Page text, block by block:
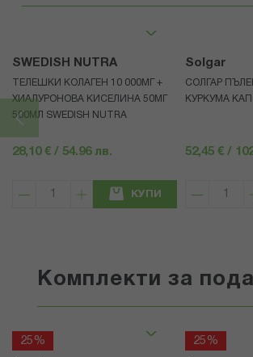
SWEDISH NUTRA
ТЕЛЕШКИ КОЛАГЕН 10 000МГ +
ХИАЛУРОНОВА КИСЕЛИНА 50МГ
500МЛ SWEDISH NUTRA
28,10 € / 54.96 лв.
КУПИ
Solgar
СОЛГАР
КУРКУМА
52,45 € /
Комплекти за
25%
25%